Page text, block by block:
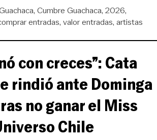
Cumbre Guachaca 2026
entradas valor entradas artistas
con creces”: Cata
rindió ante Dominga
no ganar el Miss
Chile